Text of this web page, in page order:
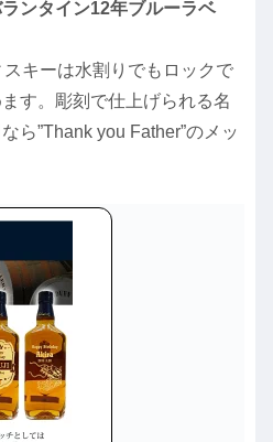
ンタイン12年ブルーラベ
キーは水割りでもロックで
す。彫刻で仕上げられる名
ら”Thank you Father”のメッ